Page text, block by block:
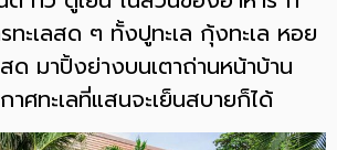
ทะเลสด ๆ ทั้งปูทะเล กุ้งทะเล หอย
ด มาปิ้งย่างบนเตาถ่านหน้าบ้าน
าศทะเลที่แสนจะเย็นสบายก็ได้